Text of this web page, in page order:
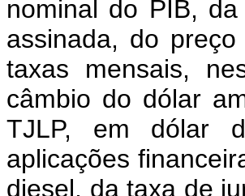
nominal do PIB,
assinada, do
taxas mensais,
câmbio do dólar
TJLP, em dólar
aplicações
diesel, da taxa de